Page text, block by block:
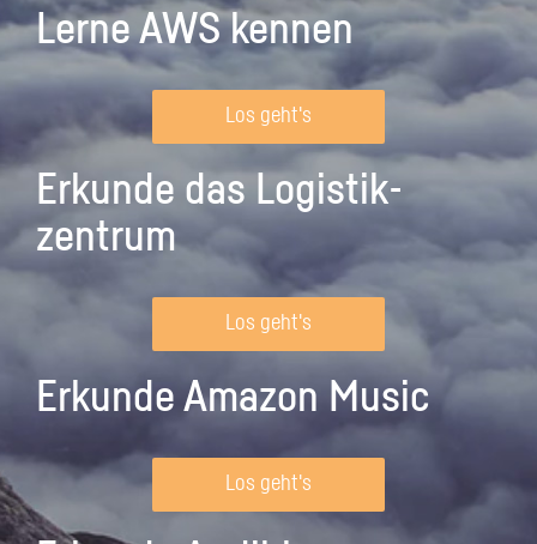
Lerne AWS kennen
Los geht's
Erkunde das Logistik­
zentrum
Los geht's
Erkunde Amazon Music
Los geht's